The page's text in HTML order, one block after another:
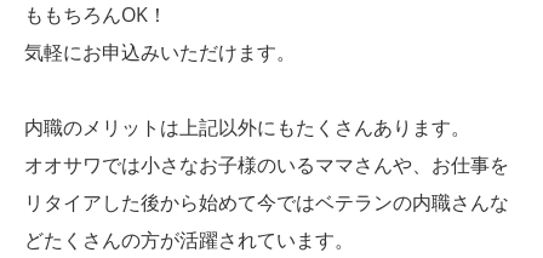
ももちろんOK！
気軽にお申込みいただけます。
内職のメリットは上記以外にもたくさんあります。
オオサワでは小さなお子様のいるママさんや、お仕事を
リタイアした後から始めて今ではベテランの内職さんな
どたくさんの方が活躍されています。